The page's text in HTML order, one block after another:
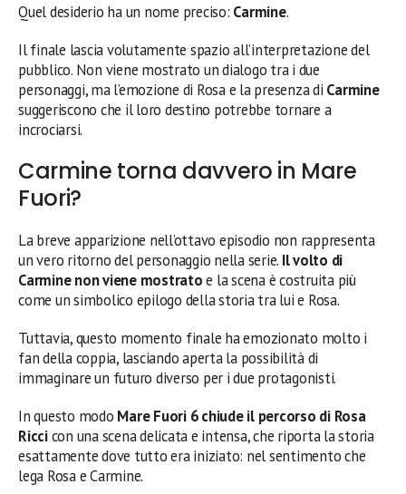
Quel desiderio ha un nome preciso: Carmine.
Il finale lascia volutamente spazio all’interpretazione del
pubblico. Non viene mostrato un dialogo tra i due
personaggi, ma l’emozione di Rosa e la presenza di Carmine
suggeriscono che il loro destino potrebbe tornare a
incrociarsi.
Carmine torna davvero in Mare
Fuori?
La breve apparizione nell’ottavo episodio non rappresenta
un vero ritorno del personaggio nella serie. Il volto di
Carmine non viene mostratoe la scena è costruita più
come un simbolico epilogo della storia tra lui e Rosa.
Tuttavia, questo momento finale ha emozionato molto i
fan della coppia, lasciando aperta la possibilità di
immaginare un futuro diverso per i due protagonisti.
In questo modo Mare Fuori 6 chiude il percorso di Rosa
Riccicon una scena delicata e intensa, che riporta la storia
esattamente dove tutto era iniziato: nel sentimento che
lega Rosa e Carmine.